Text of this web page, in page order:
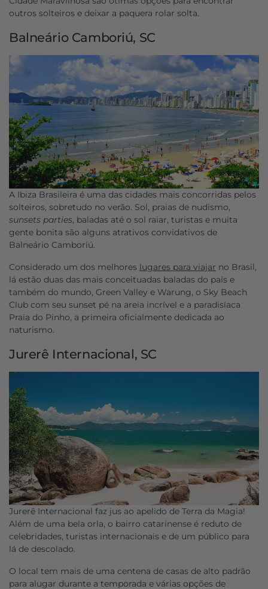
outros solteiros e deixar a paquera rolar solta.
Balneário Camboriú, SC
A Ibiza Brasileira é uma das cidades mais concorridas pelos
solteiros, sobretudo no verão. Sol, praias de nudismo,
sunsets parties, baladas até o sol raiar, turistas e muita
gente bonita são alguns atrativos convidativos de
Balneário Camboriú.
Considerado um dos melhores lugares para viajar no Brasil,
lá estão duas das mais conceituadas baladas do país e
também do mundo, Green Valley e Warung, o Sky Beach
Club com seu sunset pé na areia incrível e a paradisíaca
Praia do Pinho, a primeira oficialmente dedicada ao
naturismo.
Jurerê Internacional, SC
Jurerê Internacional faz jus ao apelido de Terra da Magia!
Além de uma bela orla, o bairro catarinense é reduto de
celebridades, turistas internacionais e de um público para
lá de descolado.
O local tem mais de uma centena de casas de alto padrão
para alugar durante a temporada e várias opções de